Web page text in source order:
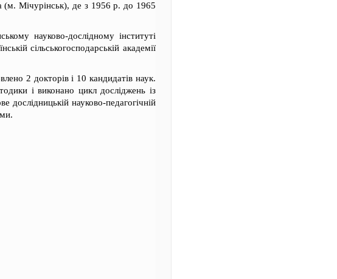
(м. Мічурінськ), де з 1956 р. до 1965
науково-дослідному інституті
сільськогосподарській академії
2 докторів і 10 кандидатів наук.
і виконано цикл досліджень із
дослідницькій науково-педагогічній